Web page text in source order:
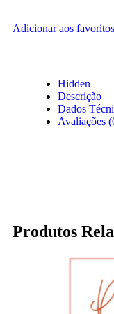
Adicionar aos favoritos
Hidden
Descrição
Dados
Avaliações
Produtos